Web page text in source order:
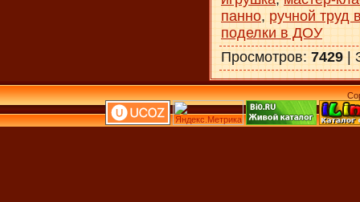
панно, ручной труд
поделки в ДОУ
Просмотров: 7429 |